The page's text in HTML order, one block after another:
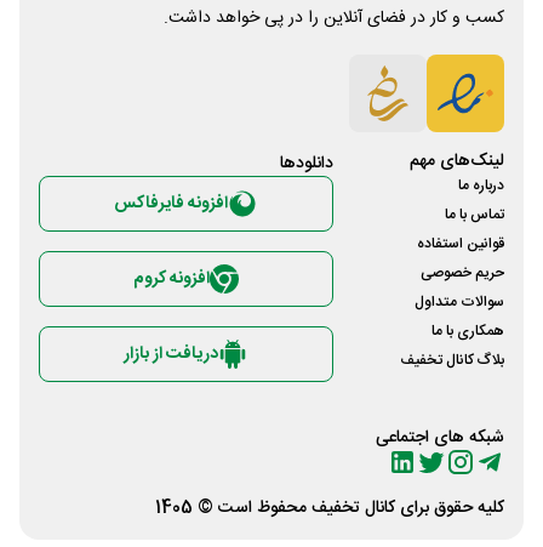
کسب و کار در فضای آنلاین را در پی خواهد داشت.
لینک‌های مهم
درباره ما
تماس با ما
قوانین استفاده
حریم خصوصی
سوالات متداول
همکاری با ما
بلاگ کانال تخفیف
شبکه های اجتماعی
دانلود‌ها
افزونه فایرفاکس
افزونه کروم
دریافت از بازار
کلیه حقوق برای کانال تخفیفمحفوظ است © 1405